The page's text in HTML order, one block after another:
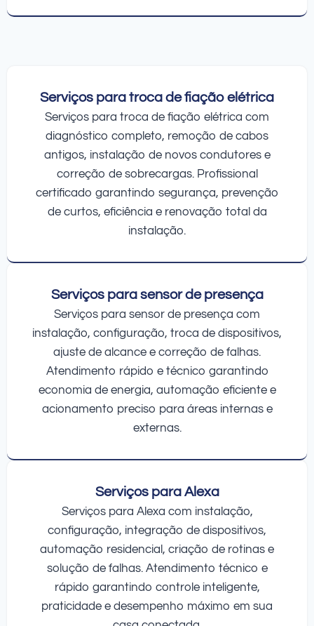
Serviços para troca de fiação elétrica
Serviços para troca de fiação elétrica com
diagnóstico completo, remoção de cabos
antigos, instalação de novos condutores e
correção de sobrecargas. Profissional
certificado garantindo segurança, prevenção
de curtos, eficiência e renovação total da
instalação.
Serviços para sensor de presença
Serviços para sensor de presença com
instalação, configuração, troca de dispositivos,
ajuste de alcance e correção de falhas.
Atendimento rápido e técnico garantindo
economia de energia, automação eficiente e
acionamento preciso para áreas internas e
externas.
Serviços para Alexa
Serviços para Alexa com instalação,
configuração, integração de dispositivos,
automação residencial, criação de rotinas e
solução de falhas. Atendimento técnico e
rápido garantindo controle inteligente,
praticidade e desempenho máximo em sua